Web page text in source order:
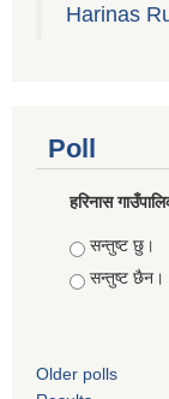
Harinas
Poll
हरिनास
Choices
सन्तुष्ट छु।
सन्तुष्ट छैन।
Older polls